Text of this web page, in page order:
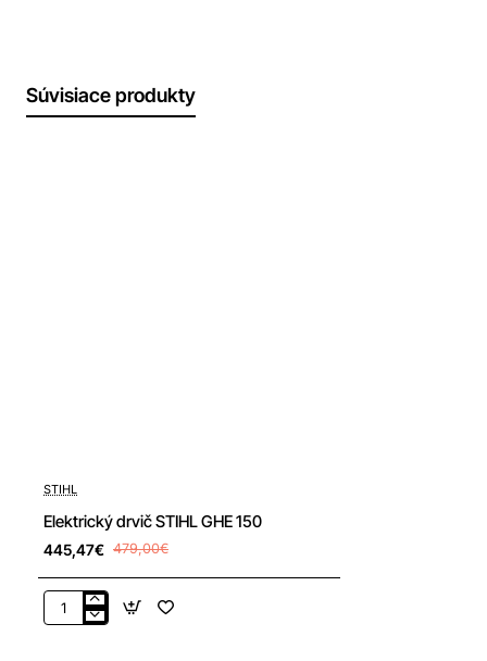
Súvisiace produkty
-7%
STIHL
Elektrický drvič STIHL GHE 150
445,47€ 479,00€
Elektrický